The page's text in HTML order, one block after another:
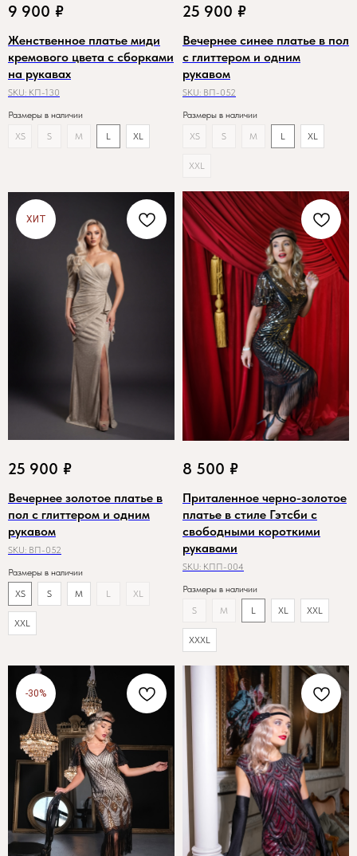
9 900 ₽
Женственное платье миди
кремового цвета с сборками
на рукавах
SKU: КП-130
Размеры в наличии
XS
S M L XL
25 900 ₽
Вечернее синее платье в пол
с глиттером и одним
рукавом
SKU: ВП-052
Размеры в наличии
XS
S M L XL
XXL
ХИТ
25 900 ₽
Вечернее золотое платье в
пол с глиттером и одним
рукавом
SKU: ВП-052
Размеры в наличии
XS
S M L XL
XXL
8 500 ₽
Приталенное черно-золотое
платье в стиле Гэтсби с
свободными короткими
рукавами
SKU: КПП-004
Размеры в наличии
S
M L XL XXL
XXXL
-30%